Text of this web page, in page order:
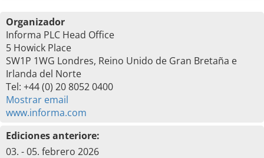
Organizador
Informa PLC Head Office
5 Howick Place
SW1P 1WG Londres, Reino Unido de Gran Bretaña e
Irlanda del Norte
Tel: +44 (0) 20 8052 0400
Mostrar email
www.informa.com
Ediciones anteriore:
03. - 05. febrero 2026